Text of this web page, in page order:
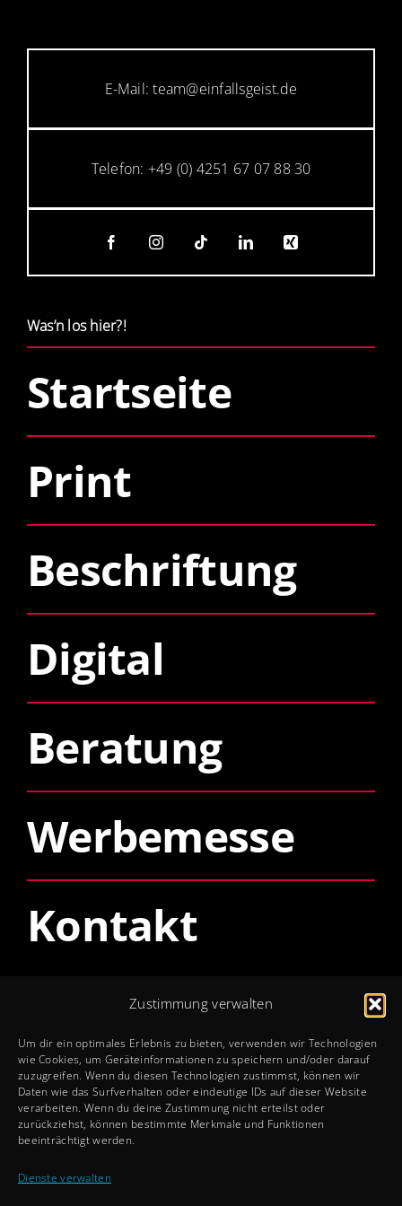
Zustimmung verwalten
Um dir ein optimales Erlebnis zu bieten, verwenden wir Technologien
wie Cookies, um Geräteinformationen zu speichern und/oder darauf
zuzugreifen. Wenn du diesen Technologien zustimmst, können wir
Daten wie das Surfverhalten oder eindeutige IDs auf dieser Website
verarbeiten. Wenn du deine Zustimmung nicht erteilst oder
zurückziehst, können bestimmte Merkmale und Funktionen
beeinträchtigt werden.
Dienste verwalten
E-Mail: team@einfallsgeist.de
Telefon: +49 (0) 4251 67 07 88 30
Was’n los hier?!
Startseite
Print
Beschriftung
Digital
Beratung
Werbemesse
Kontakt
Fr: 8 – 12 + 13 – 15 Uhr
Sa + So: Geschlossen
Rechtliches